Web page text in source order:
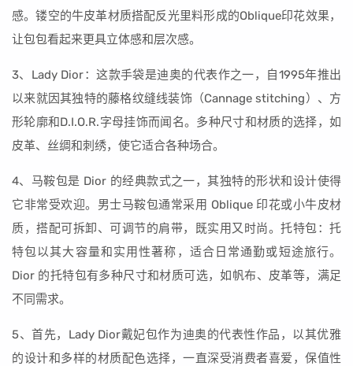
感。镂空的牛皮革材质搭配反光里料形成的Oblique印花效果，
让包包看起来更具立体感和层次感。
3、Lady Dior：这款手袋是迪奥的代表作之一，自1995年推出
以来就因其独特的藤格纹缝线装饰（Cannage stitching）、方
形轮廓和D.I.O.R.字母挂饰而闻名。多种尺寸和材质的选择，如
皮革、丝绸和刺绣，使它适合各种场合。
4、马鞍包是 Dior 的经典款式之一，其独特的形状和设计使得
它非常受欢迎。男士马鞍包通常采用 Oblique 印花或小牛皮材
质，搭配可拆卸、可调节的肩带，既实用又时尚。托特包：托
特包以其大容量和实用性著称，适合日常通勤或短途旅行。
Dior 的托特包有多种尺寸和材质可选，如帆布、皮革等，满足
不同需求。
5、首先，Lady Dior戴妃包作为迪奥的代表性作品，以其优雅
的设计和多样的材质配色选择，一直深受消费者喜爱，保值性